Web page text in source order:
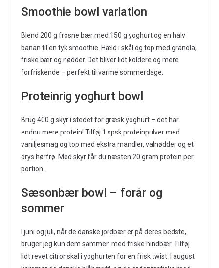
Smoothie bowl variation
Blend 200 g frosne bær med 150 g yoghurt og en halv
banan til en tyk smoothie. Hæld i skål og top med granola,
friske bær og nødder. Det bliver lidt koldere og mere
forfriskende – perfekt til varme sommerdage.
Proteinrig yoghurt bowl
Brug 400 g skyr i stedet for græsk yoghurt – det har
endnu mere protein! Tilføj 1 spsk proteinpulver med
vaniljesmag og top med ekstra mandler, valnødder og et
drys hørfrø. Med skyr får du næsten 20 gram protein per
portion.
Sæsonbær bowl – forår og
sommer
I juni og juli, når de danske jordbær er på deres bedste,
bruger jeg kun dem sammen med friske hindbær. Tilføj
lidt revet citronskal i yoghurten for en frisk twist. I august